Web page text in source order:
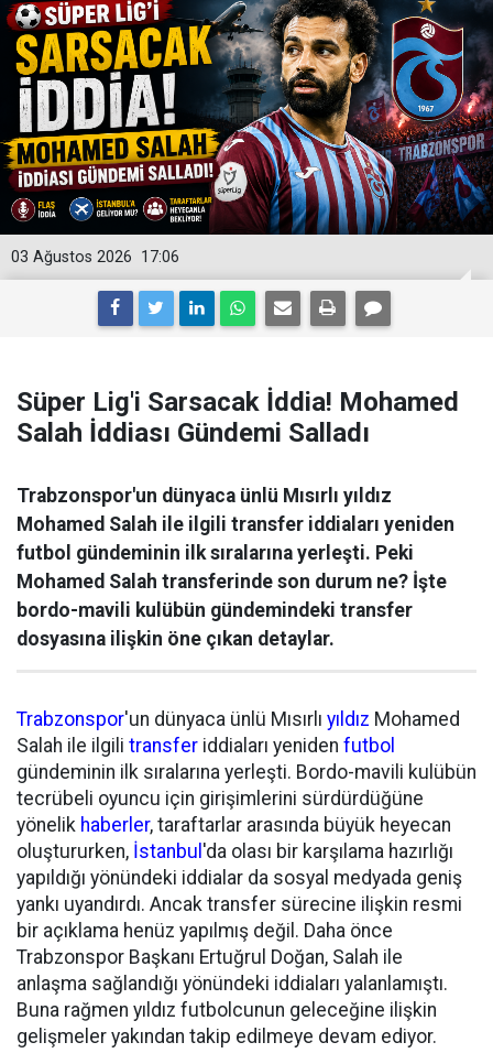
17:06
03 Ağustos 2026
Süper Lig'i Sarsacak İddia! Mohamed
Salah İddiası Gündemi Salladı
Trabzonspor'un dünyaca ünlü Mısırlı yıldız
Mohamed Salah ile ilgili transfer iddiaları yeniden
futbol gündeminin ilk sıralarına yerleşti. Peki
Mohamed Salah transferinde son durum ne? İşte
bordo-mavili kulübün gündemindeki transfer
dosyasına ilişkin öne çıkan detaylar.
Trabzonspor'un dünyaca ünlü Mısırlı yıldız Mohamed
Salah ile ilgili transfer iddiaları yeniden futbol
gündeminin ilk sıralarına yerleşti. Bordo-mavili kulübün
tecrübeli oyuncu için girişimlerini sürdürdüğüne
yönelik haberler, taraftarlar arasında büyük heyecan
oluştururken, İstanbul 'da olası bir karşılama hazırlığı
yapıldığı yönündeki iddialar da sosyal medyada geniş
yankı uyandırdı. Ancak transfer sürecine ilişkin resmi
bir açıklama henüz yapılmış değil. Daha önce
Trabzonspor Başkanı Ertuğrul Doğan, Salah ile
anlaşma sağlandığı yönündeki iddiaları yalanlamıştı.
Buna rağmen yıldız futbolcunun geleceğine ilişkin
gelişmeler yakından takip edilmeye devam ediyor.